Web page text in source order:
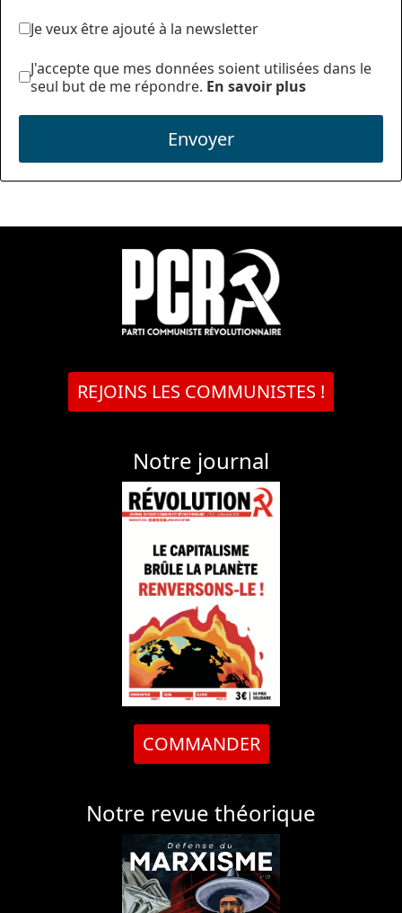
Je veux être ajouté à la newsletter
J'accepte que mes données soient utilisées dans le
seul but de me répondre. En savoir plus
Envoyer
REJOINS LES COMMUNISTES !
Notre journal
COMMANDER
Notre revue théorique